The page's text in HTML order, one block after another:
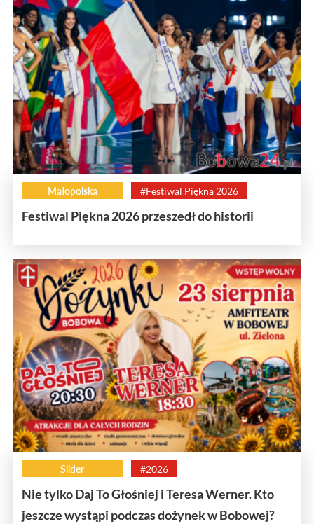
Małopolska #Festiwal Piękna 2026
Festiwal Piękna 2026 przeszedł do historii
Slider #2026
Nie tylko Daj To Głośniej i Teresa Werner. Kto
jeszcze wystąpi podczas dożynek w Bobowej?